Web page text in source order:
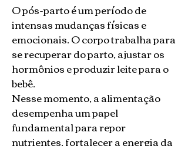
O pós-parto é um período de
intensas mudanças físicas e
emocionais. O corpo trabalha para
se recuperar do parto, ajustar os
hormônios e produzir leite para o
bebê.
Nesse momento, a alimentação
desempenha um papel
fundamental para repor
nutrientes, fortalecer a energia da